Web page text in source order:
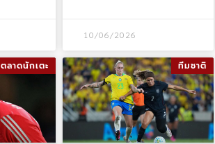
10/06/2026
ตลาดนักเตะ ทีมชาติ